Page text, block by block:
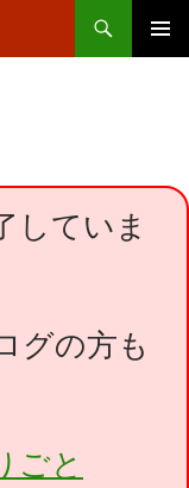
していま
グの方も
ごと